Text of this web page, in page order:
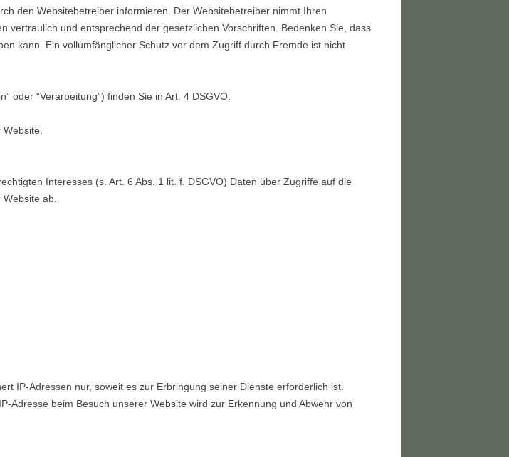
den Websitebetreiber informieren. Der Websitebetreiber nimmt Ihren
vertraulich und entsprechend der gesetzlichen Vorschriften. Bedenken Sie, dass
kann. Ein vollumfänglicher Schutz vor dem Zugriff durch Fremde ist nicht
oder “Verarbeitung”) finden Sie in Art. 4 DSGVO.
Interesses (s. Art. 6 Abs. 1 lit. f. DSGVO) Daten über Zugriffe auf die
ab.
IP-Adressen nur, soweit es zur Erbringung seiner Dienste erforderlich ist.
Adresse beim Besuch unserer Website wird zur Erkennung und Abwehr von